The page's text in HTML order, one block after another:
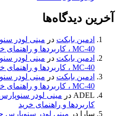
آخرین دیدگاه‌ها
ادمین بابکت در
MC-40 ، کاربردها و راهنمای خرید
ادمین بابکت در
MC-40 ، کاربردها و راهنمای خرید
ادمین بابکت در
MC-40 ، کاربردها و راهنمای خرید
ADEL در
کاربردها و راهنمای خرید
سارا
در